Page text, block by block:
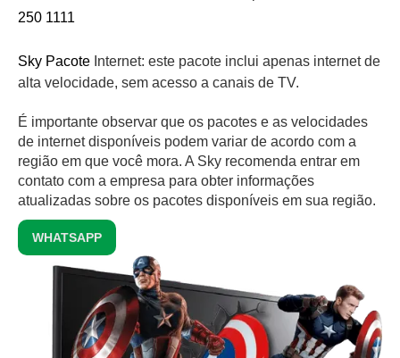
250 1111
Sky Pacote Internet: este pacote inclui apenas internet de
alta velocidade, sem acesso a canais de TV.
É importante observar que os pacotes e as velocidades
de internet disponíveis podem variar de acordo com a
região em que você mora. A Sky recomenda entrar em
contato com a empresa para obter informações
atualizadas sobre os pacotes disponíveis em sua região.
WHATSAPP